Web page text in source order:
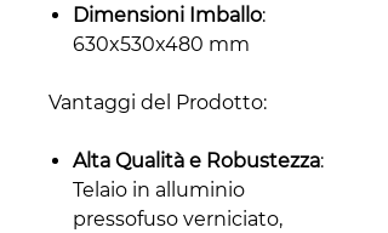
Dimensioni Imballo:
630x530x480 mm
Vantaggi del Prodotto:
Alta Qualità e Robustezza:
Telaio in alluminio
pressofuso verniciato,